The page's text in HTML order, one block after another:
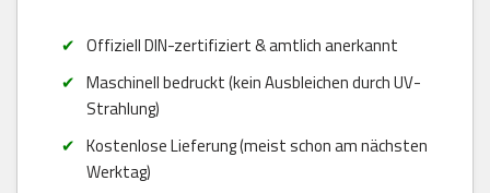
Offiziell DIN-zertifiziert & amtlich anerkannt
Maschinell bedruckt (kein Ausbleichen durch UV-
Strahlung)
Kostenlose Lieferung (meist schon am nächsten
Werktag)